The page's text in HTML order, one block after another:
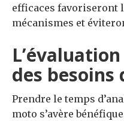
efficaces favoriseront
mécanismes et
des
Prendre le temps
moto s’avère